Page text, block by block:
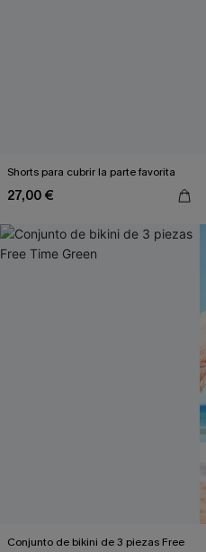
Shorts para cubrir la parte favorita
27,00 €
Conjunto de bikini de 3 piezas Free